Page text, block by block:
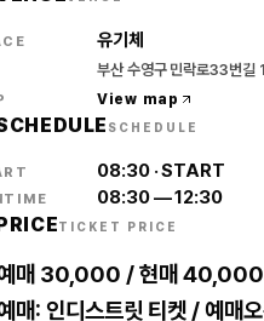
유기체
부산 수영구 민락로33번길
View map
SCHEDULE
08:30·START
08:30—12:30
TICKET PRICE
매 30,000 / 현매 40,000
매: 인디스트릿 티켓 / 예